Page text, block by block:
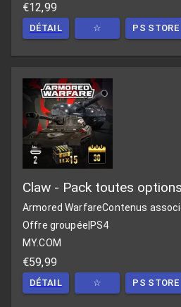
€12,99
DÉTAIL ☆ PS STORE
Claw - Pack toutes options
Armored WarfareContenus
Offre groupée PS4
MY.COM
€59,99
DÉTAIL ☆ PS STORE